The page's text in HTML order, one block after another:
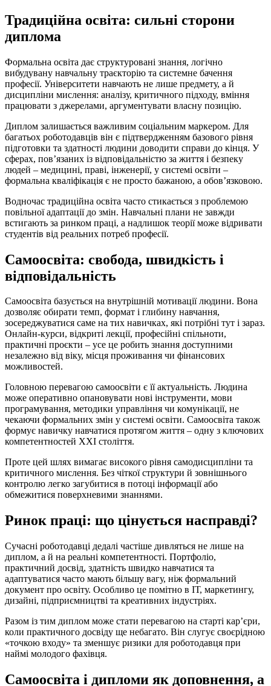
Традиційна освіта: сильні сторони
диплома
Формальна освіта дає структуровані знання, логічно
вибудувану навчальну траєкторію та системне бачення
професії. Університети навчають не лише предмету, а й
дисципліни мислення: аналізу, критичного підходу, вміння
працювати з джерелами, аргументувати власну позицію.
Диплом залишається важливим соціальним маркером. Для
багатьох роботодавців він є підтвердженням базового рівня
підготовки та здатності людини доводити справи до кінця. У
сферах, пов’язаних із відповідальністю за життя і безпеку
людей – медицині, праві, інженерії, у системі освіти –
формальна кваліфікація є не просто бажаною, а обов’язковою.
Водночас традиційна освіта часто стикається з проблемою
повільної адаптації до змін. Навчальні плани не завжди
встигають за ринком праці, а надлишок теорії може відривати
студентів від реальних потреб професії.
Самоосвіта: свобода, швидкість і
відповідальність
Самоосвіта базується на внутрішній мотивації людини. Вона
дозволяє обирати темп, формат і глибину навчання,
зосереджуватися саме на тих навичках, які потрібні тут і зараз.
Онлайн-курси, відкриті лекції, професійні спільноти,
практичні проєкти – усе це робить знання доступними
незалежно від віку, місця проживання чи фінансових
можливостей.
Головною перевагою самоосвіти є її актуальність. Людина
може оперативно опановувати нові інструменти, мови
програмування, методики управління чи комунікації, не
чекаючи формальних змін у системі освіти. Самоосвіта також
формує навичку навчатися протягом життя – одну з ключових
компетентностей XXI століття.
Проте цей шлях вимагає високого рівня самодисципліни та
критичного мислення. Без чіткої структури й зовнішнього
контролю легко загубитися в потоці інформації або
обмежитися поверхневими знаннями.
Ринок праці: що цінується насправді?
Сучасні роботодавці дедалі частіше дивляться не лише на
диплом, а й на реальні компетентності. Портфоліо,
практичний досвід, здатність швидко навчатися та
адаптуватися часто мають більшу вагу, ніж формальний
документ про освіту. Особливо це помітно в ІТ, маркетингу,
дизайні, підприємництві та креативних індустріях.
Разом із тим диплом може стати перевагою на старті кар’єри,
коли практичного досвіду ще небагато. Він слугує своєрідною
«точкою входу» та зменшує ризики для роботодавця при
наймі молодого фахівця.
Самоосвіта і дипломи як доповнення, а